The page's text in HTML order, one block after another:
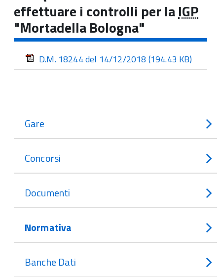
effettuare i controlli per laIGP
"Mortadella Bologna"
D.M. 18244 del 14/12/2018 (194.43 KB)
Gare
Concorsi
Documenti
Normativa
Banche Dati